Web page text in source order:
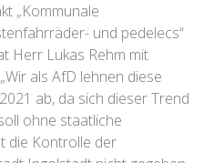
„Kommunale
und pedelecs“
Herr Lukas Rehm mit
als AfD lehnen diese
ab, da sich dieser Trend
ohne staatliche
die Kontrolle der